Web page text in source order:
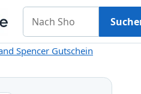
KategorienMagazin
Nach Shop suchen
Spencer Gutschein